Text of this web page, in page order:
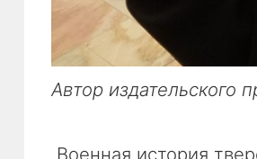
Автор издательского
Военная история